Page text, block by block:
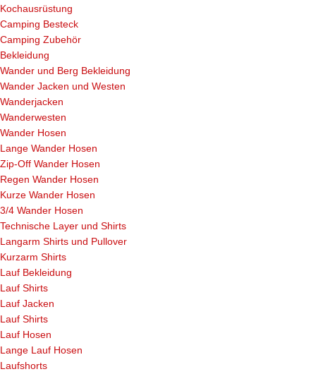
Kochausrüstung
Camping Besteck
Camping Zubehör
Bekleidung
Wander und Berg Bekleidung
Wander Jacken und Westen
Wanderjacken
Wanderwesten
Wander Hosen
Lange Wander Hosen
Zip-Off Wander Hosen
Regen Wander Hosen
Kurze Wander Hosen
3/4 Wander Hosen
Technische Layer und Shirts
Langarm Shirts und Pullover
Kurzarm Shirts
Lauf Bekleidung
Lauf Shirts
Lauf Jacken
Lauf Shirts
Lauf Hosen
Lange Lauf Hosen
Laufshorts